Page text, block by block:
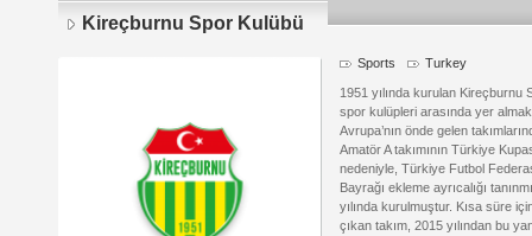
Kireçburnu Spor Kulübü
Sports Turkey
1951 yılında kurulan Kireçburnu
spor kulüpleri arasında yer
Avrupa’nın önde gelen
Amatör A takımının Türkiye
nedeniyle, Türkiye Futbol
Bayrağı ekleme ayrıcalığı
yılında kurulmuştur. Kısa süre
çıkan takım, 2015 yılından bu